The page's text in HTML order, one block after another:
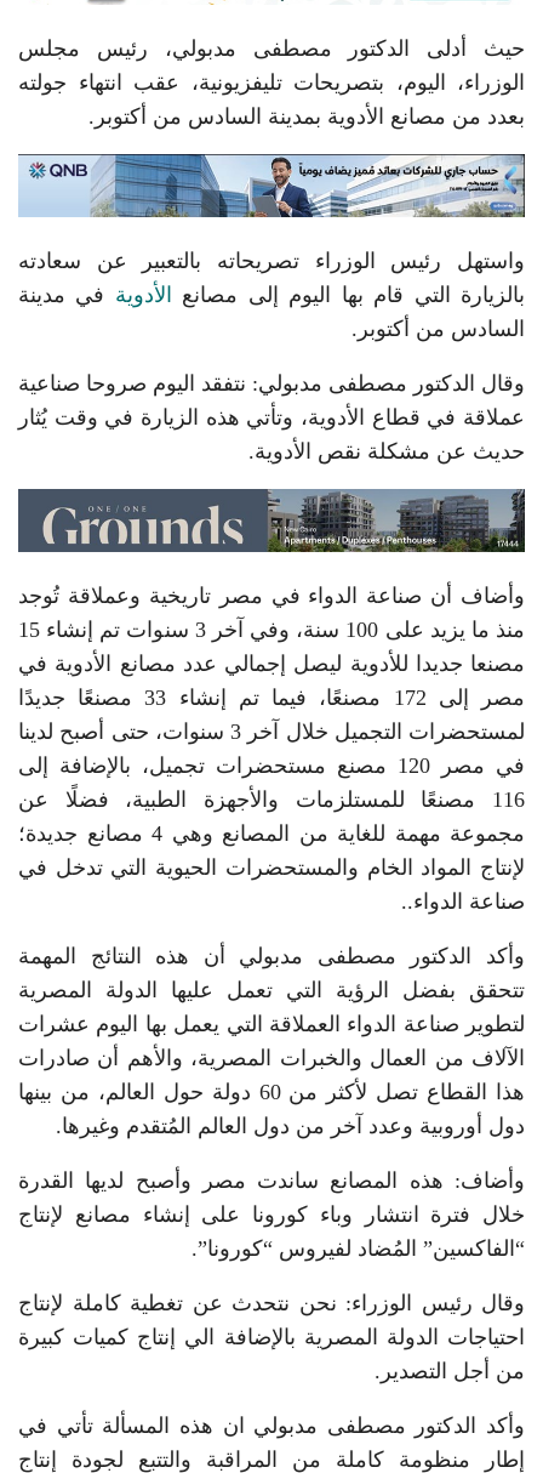
حيث أدلى الدكتور مصطفى مدبولي، رئيس مجلس
الوزراء، اليوم، بتصريحات تليفزيونية، عقب انتهاء جولته
بعدد من مصانع الأدوية بمدينة السادس من أكتوبر.
واستهل رئيس الوزراء تصريحاته بالتعبير عن سعادته
بالزيارة التي قام بها اليوم إلى مصانع
الأدوية في مدينة
السادس من أكتوبر.
وقال الدكتور مصطفى مدبولي: نتفقد اليوم صروحا صناعية
عملاقة في قطاع الأدوية، وتأتي هذه الزيارة في وقت يُثار
حديث عن مشكلة نقص الأدوية.
وأضاف أن صناعة الدواء في مصر تاريخية وعملاقة تُوجد
منذ ما يزيد على 100 سنة، وفي آخر 3 سنوات تم إنشاء 15
مصنعا جديدا للأدوية ليصل إجمالي عدد مصانع الأدوية في
مصر إلى 172 مصنعًا، فيما تم إنشاء 33 مصنعًا جديدًا
لمستحضرات التجميل خلال آخر 3 سنوات، حتى أصبح لدينا
في مصر 120 مصنع مستحضرات تجميل، بالإضافة إلى
116 مصنعًا للمستلزمات والأجهزة الطبية، فضلًا عن
مجموعة مهمة للغاية من المصانع وهي 4 مصانع جديدة؛
لإنتاج المواد الخام والمستحضرات الحيوية التي تدخل في
صناعة الدواء..
وأكد الدكتور مصطفى مدبولي أن هذه النتائج المهمة
تتحقق بفضل الرؤية التي تعمل عليها الدولة المصرية
لتطوير صناعة الدواء العملاقة التي يعمل بها اليوم عشرات
الآلاف من العمال والخبرات المصرية، والأهم أن صادرات
هذا القطاع تصل لأكثر من 60 دولة حول العالم، من بينها
دول أوروبية وعدد آخر من دول العالم المُتقدم وغيرها.
وأضاف: هذه المصانع ساندت مصر وأصبح لديها القدرة
خلال فترة انتشار وباء كورونا على إنشاء مصانع لإنتاج
“الفاكسين” المُضاد لفيروس “كورونا”.
وقال رئيس الوزراء: نحن نتحدث عن تغطية كاملة لإنتاج
احتياجات الدولة المصرية بالإضافة الي إنتاج كميات كبيرة
من أجل التصدير.
وأكد الدكتور مصطفى مدبولي ان هذه المسألة تأتي في
إطار منظومة كاملة من المراقبة والتتبع لجودة إنتاج